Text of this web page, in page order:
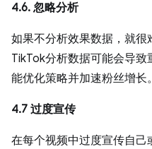
4.6. 忽略分析
如果不分析效果数据，就
TikTok分析数据可能会导
能优化策略并加速粉丝增长。
4.7 过度宣传
在每个视频中过度宣传自